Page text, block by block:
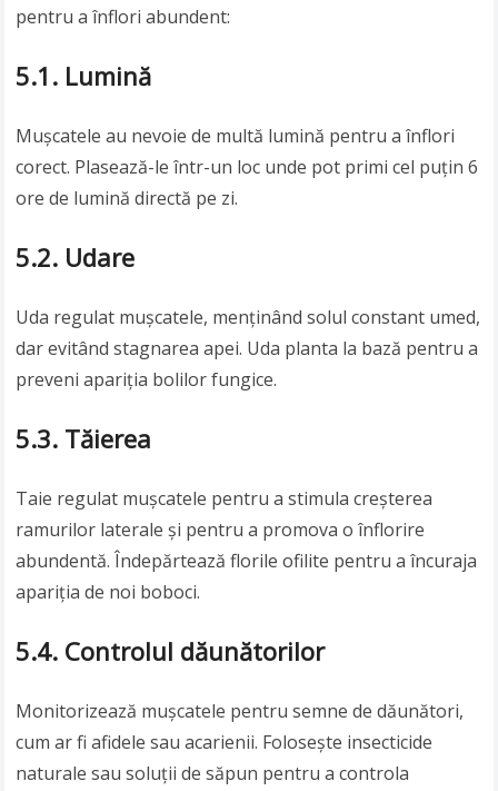
pentru a înflori abundent:
5.1. Lumină
Mușcatele au nevoie de multă lumină pentru a înflori
corect. Plasează-le într-un loc unde pot primi cel puțin 6
ore de lumină directă pe zi.
5.2. Udare
Uda regulat mușcatele, menținând solul constant umed,
dar evitând stagnarea apei. Uda planta la bază pentru a
preveni apariția bolilor fungice.
5.3. Tăierea
Taie regulat mușcatele pentru a stimula creșterea
ramurilor laterale și pentru a promova o înflorire
abundentă. Îndepărtează florile ofilite pentru a încuraja
apariția de noi boboci.
5.4. Controlul dăunătorilor
Monitorizează mușcatele pentru semne de dăunători,
cum ar fi afidele sau acarienii. Folosește insecticide
naturale sau soluții de săpun pentru a controla